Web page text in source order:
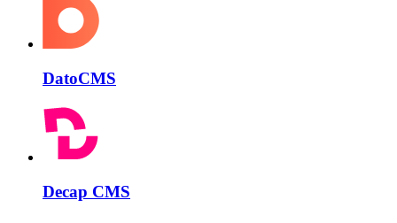
DatoCMS
Decap CMS